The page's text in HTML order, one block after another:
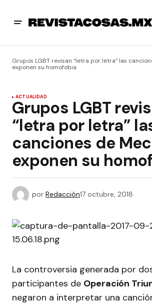
Grupos LGBT revisan “letra por letra” las
exponen su homofobia
ACTUALIDAD
Grupos LGBT
“letra por letra”
canciones de
exponen su
por Redacción17 octubre, 2018
La controversia generada por
participantes de Operación
negaron a interpretar una